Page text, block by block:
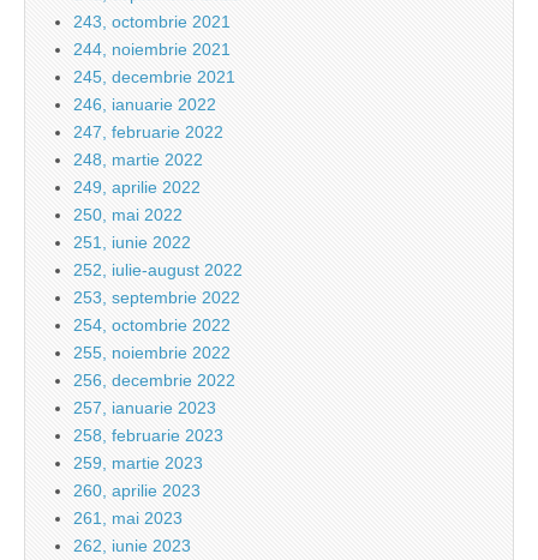
243, octombrie 2021
244, noiembrie 2021
245, decembrie 2021
246, ianuarie 2022
247, februarie 2022
248, martie 2022
249, aprilie 2022
250, mai 2022
251, iunie 2022
252, iulie-august 2022
253, septembrie 2022
254, octombrie 2022
255, noiembrie 2022
256, decembrie 2022
257, ianuarie 2023
258, februarie 2023
259, martie 2023
260, aprilie 2023
261, mai 2023
262, iunie 2023